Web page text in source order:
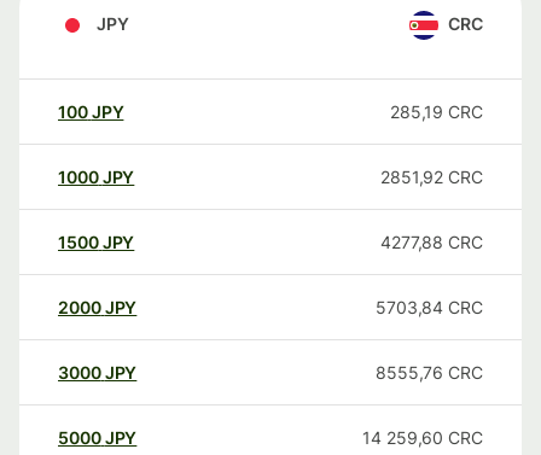
JPY CRC
100JPY 285,19 CRC
1000JPY 2851,92 CRC
1500JPY 4277,88 CRC
2000JPY 5703,84 CRC
3000JPY 8555,76 CRC
5000JPY 14 259,60 CRC